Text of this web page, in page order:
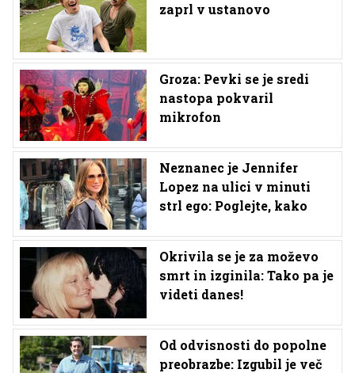
zaprl v ustanovo
Groza: Pevki se je sredi
nastopa pokvaril
mikrofon
Neznanec je Jennifer
Lopez na ulici v minuti
strl ego: Poglejte, kako
Okrivila se je za moževo
smrt in izginila: Tako pa je
videti danes!
Od odvisnosti do popolne
preobrazbe: Izgubil je več